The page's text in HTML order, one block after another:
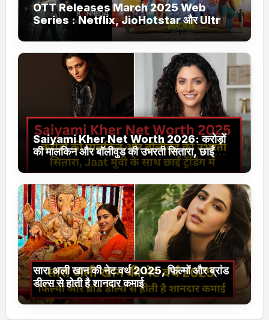
OTT Releases March 2025 Web
Series : Netflix, JioHotstar और Ultra
Jhakaas पर नई वेब सीरीज और फिल्में
Saiyami Kher Net Worth 2026: करोड़ों
की मालकिन और बॉलीवुड की उभरती सितारा, छाईं
ट्रेंडिंग में
सारा अली खान की नेट वर्थ 2025, फिल्मों और ब्रांड
डील्स से होती है शानदार कमाई